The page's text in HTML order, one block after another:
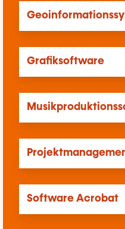
Grafiksoftware
Software Acrobat